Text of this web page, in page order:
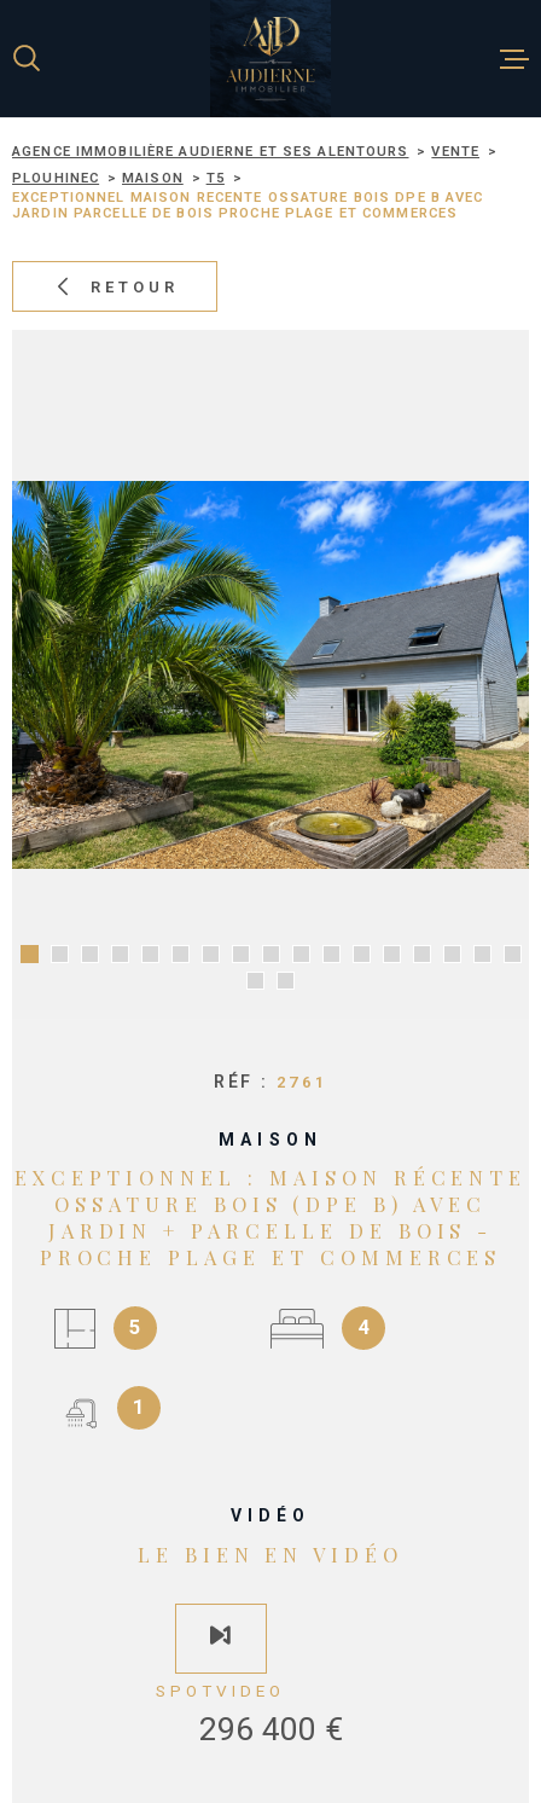
menu
contenu
ACCUEIL
L'AGENCE
CONTACT
AGENCE IMMOBILIÈRE AUDIERNE ET SES ALENTOURS
VENTE
PLOUHINEC
MAISON
T5
EXCEPTIONNEL MAISON RECENTE OSSATURE BOIS DPE B AVEC
JARDIN PARCELLE DE BOIS PROCHE PLAGE ET COMMERCES
RETOUR
RÉF : 2761
MAISON
EXCEPTIONNEL : MAISON RÉCENTE
OSSATURE BOIS (DPE B) AVEC
JARDIN + PARCELLE DE BOIS -
PROCHE PLAGE ET COMMERCES
5 4
1
VIDÉO
LE BIEN EN VIDÉO
SPOTVIDEO
296 400 €